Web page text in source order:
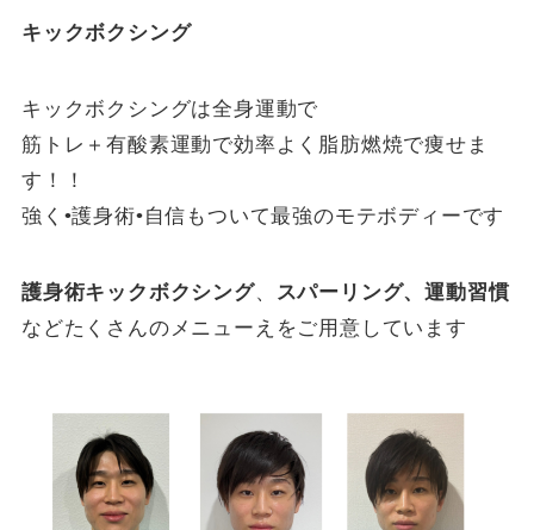
キックボクシング
キックボクシングは全身運動で
筋トレ＋有酸素運動で効率よく脂肪燃焼で痩せま
す！！
強く•護身術•自信もついて最強のモテボディーです
護身術キックボクシング、 スパーリング、運動習慣
などたくさんのメニューえをご用意しています